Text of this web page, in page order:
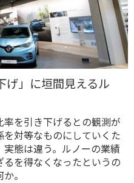
げ」に垣間見えるル
を引き下げるとの観測が
対等なものにしていくた
態は違う。ルノーの業績
を得なくなったというの
。